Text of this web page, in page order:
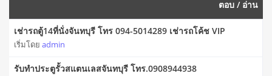
ตอบ / อ่าน
เช่ารถตู้14ที่นั่งจันทบุรี โทร 094-5014289 เช่ารถโค้ช VIP
เริ่มโดย admin
รับทำประตูรั้วสแตนเลสจันทบุรี โทร.0908944938